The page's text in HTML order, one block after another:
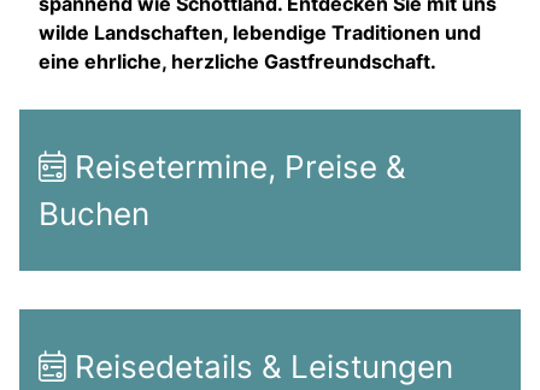
wilde Landschaften, lebendige Traditionen und
eine ehrliche, herzliche Gastfreundschaft.
Reisetermine, Preise &
Buchen
Reisedetails & Leistungen